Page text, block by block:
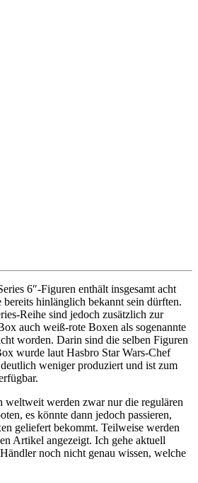
6″-Figuren enthält insgesamt acht
bereits hinlänglich bekannt sein dürften.
Reihe sind jedoch zusätzlich zur
auch weiß-rote Boxen als sogenannte
worden. Darin sind die selben Figuren
wurde laut Hasbro Star Wars-Chef
weniger produziert und ist zum
weltweit werden zwar nur die regulären
es könnte dann jedoch passieren,
geliefert bekommt. Teilweise werden
Artikel angezeigt. Ich gehe aktuell
noch nicht genau wissen, welche